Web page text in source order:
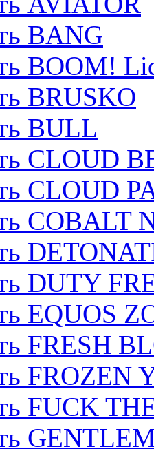
BANG
BOOM!
BRUSKO
BULL
CLOUD
CLOUD
COBALT
DUTY
EQUOS
FRESH
FROZEN
FUCK